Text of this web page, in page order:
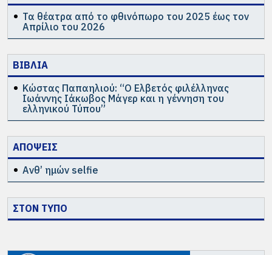
Τα θέατρα από το φθινόπωρο του 2025 έως τον
Απρίλιο του 2026
ΒΙΒΛΙΑ
Κώστας Παπαηλιού: “Ο Ελβετός φιλέλληνας
Ιωάννης Ιάκωβος Μάγερ και η γέννηση του
ελληνικού Τύπου”
ΑΠΟΨΕΙΣ
Ανθ’ ημών selfie
ΣΤΟΝ ΤΥΠΟ